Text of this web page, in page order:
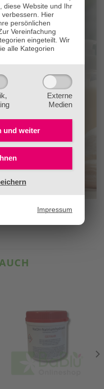
diese Website und Ihr
Hier
persönlichen
Vereinfachung
eingeteilt. Wir
alle Kategorien
Externe
Medien
und weiter
Impressum
Kosmetik-
😍
zu denAusbildungen
Akademie
statt. Wir freuen uns
Gesundheit & Bildung